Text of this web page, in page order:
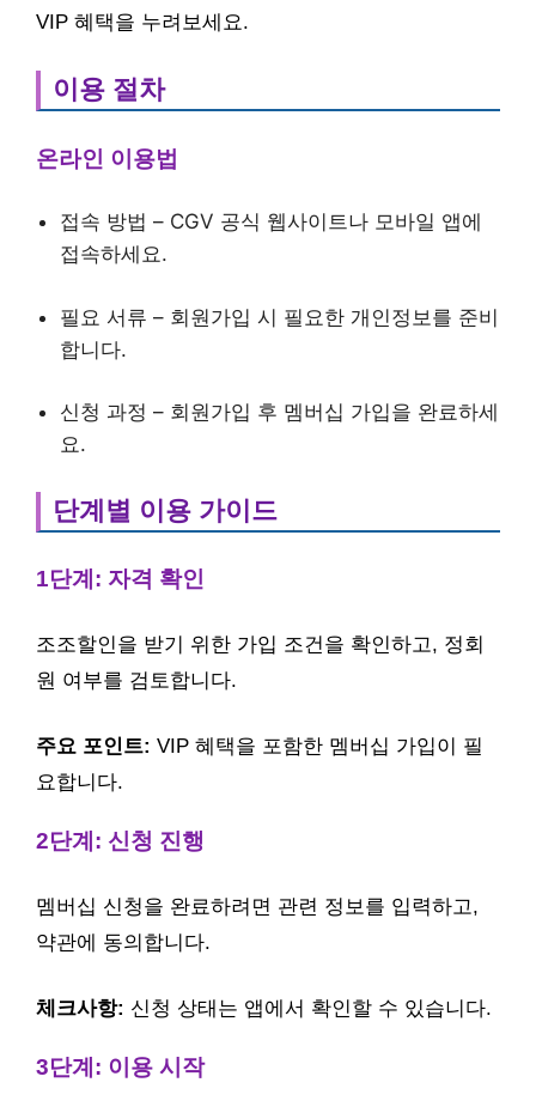
VIP 혜택을 누려보세요.
이용 절차
온라인 이용법
접속 방법 – CGV 공식 웹사이트나 모바일 앱에
접속하세요.
필요 서류 – 회원가입 시 필요한 개인정보를 준비
합니다.
신청 과정 – 회원가입 후 멤버십 가입을 완료하세
요.
단계별 이용 가이드
1단계: 자격 확인
조조할인을 받기 위한 가입 조건을 확인하고, 정회
원 여부를 검토합니다.
주요 포인트: VIP 혜택을 포함한 멤버십 가입이 필
요합니다.
2단계: 신청 진행
멤버십 신청을 완료하려면 관련 정보를 입력하고,
약관에 동의합니다.
체크사항: 신청 상태는 앱에서 확인할 수 있습니다.
3단계: 이용 시작